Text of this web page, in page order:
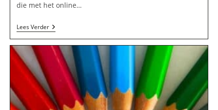
die met het online…
Lees VerderHoe
Zorg
Je
Ervoor
Dat
Online
Winkel
Een
Succes
Wordt?